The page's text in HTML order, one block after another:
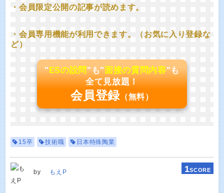
・会員限定公開の記事が読めます。
・会員専用機能が利用できます。（お気に入り登録な
ど）
"ESの設問"も"面接の質問内容"も
全て見放題！
会員登録 （無料）
15卒 技術職 日本特殊陶業
by もえP 1SCORE